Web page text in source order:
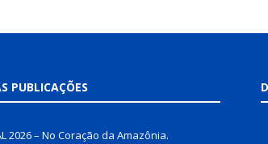
PUBLICAÇÕES
2026 – No Coração da Amazônia.